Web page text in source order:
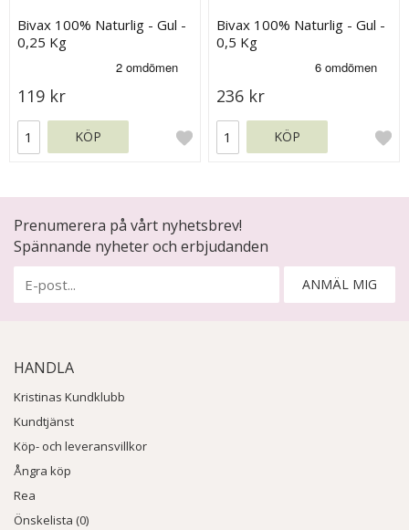
Bivax 100% Naturlig - Gul -
0,25 Kg
119 kr
KÖP
Bivax 100% Naturlig - Gul -
0,5 Kg
236 kr
KÖP
Prenumerera på vårt nyhetsbrev!
Spännande nyheter och erbjudanden
ANMÄL MIG
HANDLA
Kristinas Kundklubb
Kundtjänst
Köp- och leveransvillkor
Ångra köp
Rea
Önskelista (0)